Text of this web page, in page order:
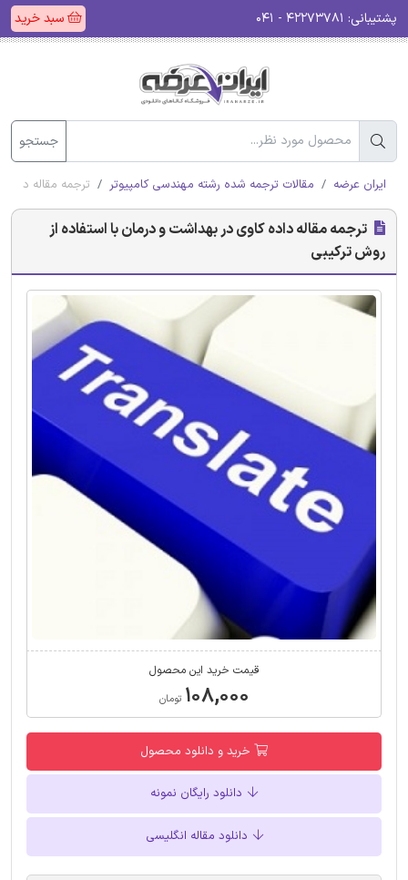
پشتیبانی: سبد خرید
جستجو
ایران عرضه مقالات ترجمه شده رشته مهندسی کامپیوتر ترجمه مقاله
ترجمه مقاله داده کاوی در بهداشت و درمان با استفاده از
روش ترکیبی
قیمت خرید این محصول
۱۰۸,۰۰۰ تومان
خرید و دانلود محصول
دانلود رایگان نمونه
دانلود مقاله انگلیسی